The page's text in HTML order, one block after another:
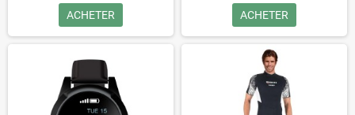
ACHETER ACHETER